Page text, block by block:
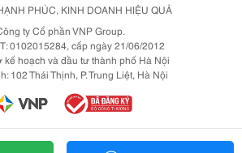
PHÚC, KINH DOANH HIỆU QUẢ
ty Cổ phần VNP Group.
0102015284, cấp ngày 21/06/2012
kế hoạch và đầu tư thành phố Hà Nội
102 Thái Thịnh, P. Trung Liệt, Hà Nội